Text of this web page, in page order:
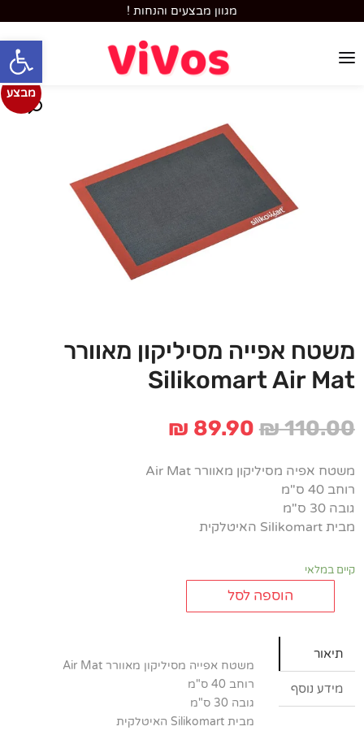
פתח
מגוון מבצעים והנחות !
מבצע
משטח אפייה מסיליקון מאוורר
Silikomart Air Mat
₪110.00 המחיר
היה:
₪ 110.00.
₪ 89.90
הוא:
₪ 89.90.
משטח אפיה מסיליקון מאוורר Air Mat
רוחב 40 ס"מ
גובה 30 ס"מ
מבית Silikomart האיטלקית
קיים במלאי
אפייה
מאוורר
הוספה לסל
תיאור
מידע נוסף
משטח אפייה מסיליקון מאוורר Air Mat
רוחב 40 ס"מ
גובה 30 ס"מ
מבית Silikomart האיטלקית